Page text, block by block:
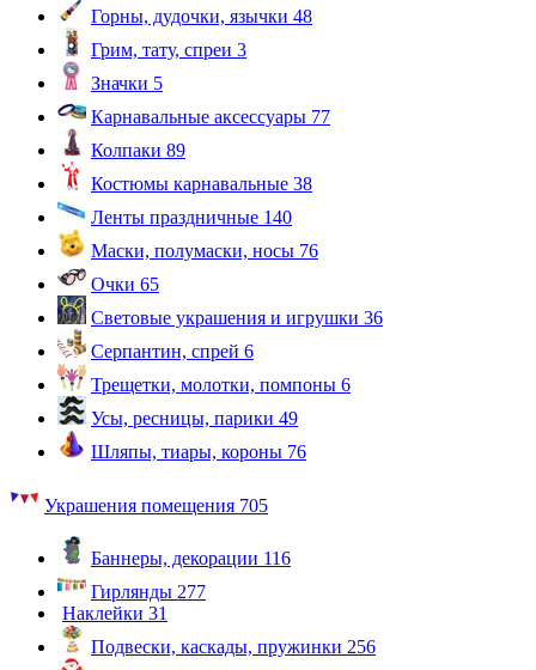
Горны, дудочки, язычки 48
Грим, тату, спреи 3
Значки 5
Карнавальные аксессуары 77
Колпаки 89
Костюмы карнавальные 38
Ленты праздничные 140
Маски, полумаски, носы 76
Очки 65
Световые украшения и игрушки 36
Серпантин, спрей 6
Трещетки, молотки, помпоны 6
Усы, ресницы, парики 49
Шляпы, тиары, короны 76
Украшения помещения 705
Баннеры, декорации 116
Гирлянды 277
Наклейки 31
Подвески, каскады, пружинки 256